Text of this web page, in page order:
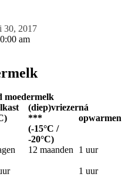
30, 2017
am
moedermelk
(diep)vriezer
***
(-15°C /
-20°C)
ná
opwarmen
12 maanden 1 uur
1 uur